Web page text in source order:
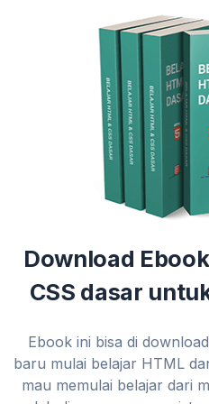
Download
CSS dasar
Ebook ini bisa di
baru mulai belajar HTML
mau memulai belajar dari